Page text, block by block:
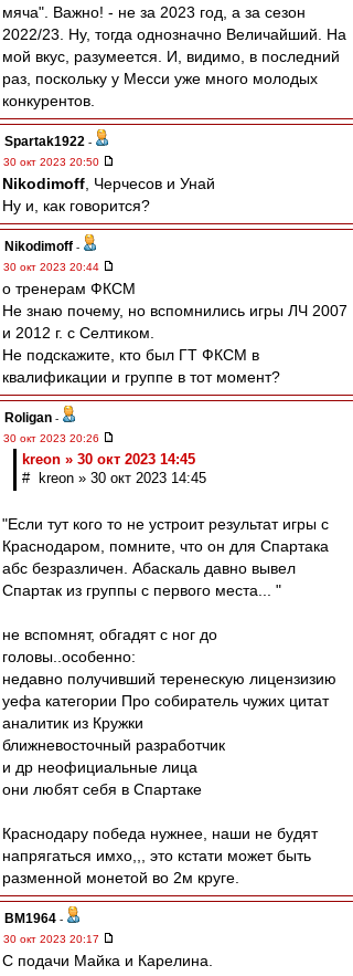
мяча". Важно! - не за 2023 год, а за сезон
2022/23. Ну, тогда однозначно Величайший. На
мой вкус, разумеется. И, видимо, в последний
раз, поскольку у Месси уже много молодых
конкурентов.
Spartak1922 -
30 окт 2023 20:50
Nikodimoff , Черчесов и Унай
Ну и, как говорится?
Nikodimoff -
30 окт 2023 20:44
о тренерам ФКСМ
Не знаю почему, но вспомнились игры ЛЧ 2007
и 2012 г. с Селтиком.
Не подскажите, кто был ГТ ФКСМ в
квалификации и группе в тот момент?
Roligan -
30 окт 2023 20:26
kreon » 30 окт 2023 14:45
# kreon » 30 окт 2023 14:45
"Если тут кого то не устроит результат игры с
Краснодаром, помните, что он для Спартака
абс безразличен. Абаскаль давно вывел
Спартак из группы с первого места... "
не вспомнят, обгадят с ног до
головы..особенно:
недавно получивший теренескую лицензизию
уефа категории Про собиратель чужих цитат
аналитик из Кружки
ближневосточный разработчик
и др неофициальные лица
они любят себя в Спартаке
Краснодару победа нужнее, наши не будят
напрягаться имхо,,, это кстати может быть
разменной монетой во 2м круге.
BM1964 -
30 окт 2023 20:17
С подачи Майка и Карелина.